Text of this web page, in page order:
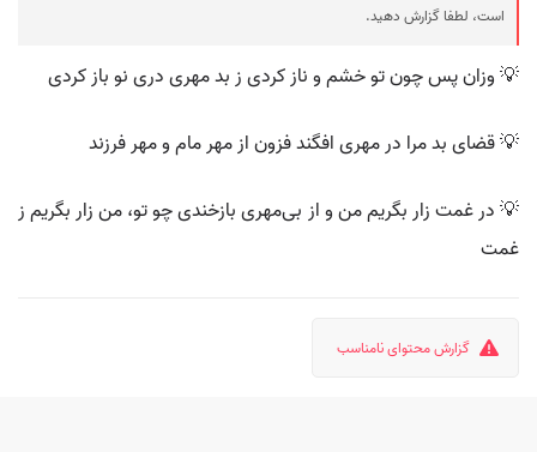
است، لطفا گزارش دهید.
💡 وزان پس چون تو خشم و ناز کردی ز بد مهری دری نو باز کردی
💡 قضای بد مرا در مهری افگند فزون از مهر مام و مهر فرزند
💡 در غمت زار بگریم من و از بی‌مهری بازخندی چو تو، من زار بگریم ز
غمت
گزارش محتوای نامناسب